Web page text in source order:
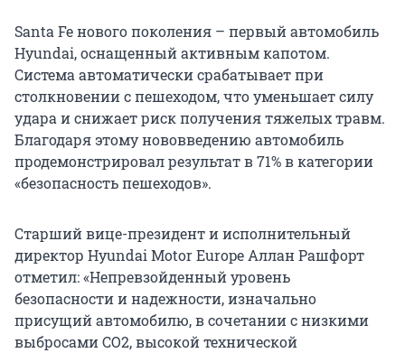
Santa Fe нового поколения – первый автомобиль
Hyundai, оснащенный активным капотом.
Система автоматически срабатывает при
столкновении с пешеходом, что уменьшает силу
удара и снижает риск получения тяжелых травм.
Благодаря этому нововведению автомобиль
продемонстрировал результат в 71% в категории
«безопасность пешеходов».
Старший вице-президент и исполнительный
директор Hyundai Motor Europe Аллан Рашфорт
отметил: «Непревзойденный уровень
безопасности и надежности, изначально
присущий автомобилю, в сочетании с низкими
выбросами CO2, высокой технической